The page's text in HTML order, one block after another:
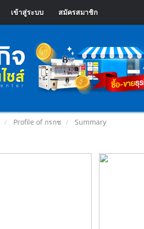
เข้าสู่ระบบ สมัครสมาชิก
Profile of กรกช Summary